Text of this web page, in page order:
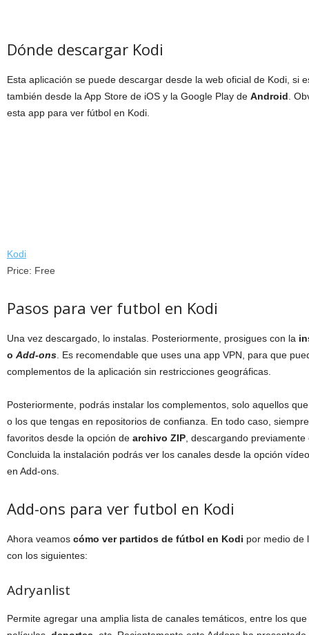
Dónde descargar Kodi
Esta aplicación se puede descargar desde la web oficial de Kodi, si
también desde la App Store de iOS y la Google Play de Android.
esta app para ver fútbol en Kodi.
Kodi
Price: Free
Pasos para ver futbol en Kodi
Una vez descargado, lo instalas. Posteriormente, prosigues con la
o Add-ons. Es recomendable que uses una app VPN, para que
complementos de la aplicación sin restricciones geográficas.
Posteriormente, podrás instalar los complementos, solo aquellos
o los que tengas en repositorios de confianza. En todo caso,
favoritos desde la opción de archivo ZIP, descargando
Concluida la instalación podrás ver los canales desde la opción
en Add-ons.
Add-ons para ver futbol en Kodi
Ahora veamos cómo ver partidos de fútbol en Kodi por medio de
con los siguientes:
Adryanlist
Permite agregar una amplia lista de canales temáticos, entre los